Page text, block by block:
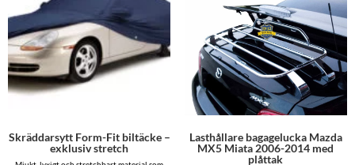
Skräddarsytt Form-Fit biltäcke –
exklusiv stretch
Lasthållare bagagelucka Mazda
MX5 Miata 2006-2014 med
plåttak